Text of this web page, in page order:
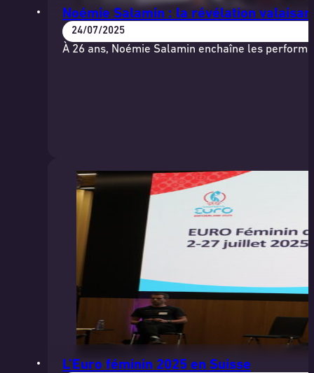
Noémie Salamin : la révélation
24/07/2025
À 26 ans, Noémie Salamin enchaîne les
L’Euro féminin 2025 en Suisse